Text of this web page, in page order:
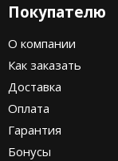
Покупателю
О компании
Как заказать
Доставка
Оплата
Гарантия
Бонусы